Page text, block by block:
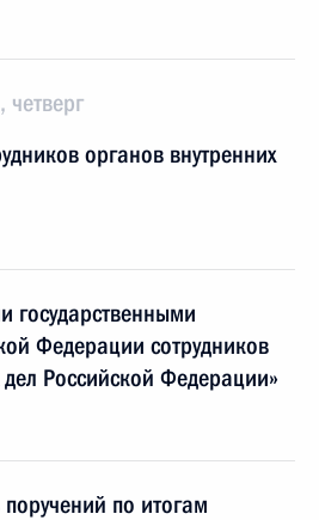
органов внутренних
государственными
Федерации сотрудников
Российской Федерации»
по итогам